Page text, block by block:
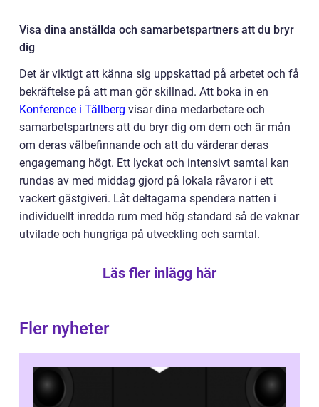
Visa dina anställda och samarbetspartners att du bryr
dig
Det är viktigt att känna sig uppskattad på arbetet och få
bekräftelse på att man gör skillnad. Att boka in en
Konference i Tällberg visar dina medarbetare och
samarbetspartners att du bryr dig om dem och är mån
om deras välbefinnande och att du värderar deras
engagemang högt. Ett lyckat och intensivt samtal kan
rundas av med middag gjord på lokala råvaror i ett
vackert gästgiveri. Låt deltagarna spendera natten i
individuellt inredda rum med hög standard så de vaknar
utvilade och hungriga på utveckling och samtal.
Läs fler inlägg här
Fler nyheter